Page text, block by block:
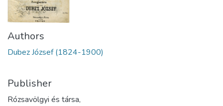
Authors
Dubez József (1824-1900)
Publisher
Rózsavölgyi és társa,